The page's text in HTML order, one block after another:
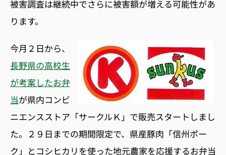
被害調査は継続中でさらに被害額が増える可能性があ
ります。
今月２日から、
長野県の高校生
が考案したお弁
当が県内コンビ
ニエンスストア「サークルＫ」で販売スタートしまし
た。２９日までの期間限定で、県産豚肉「信州ポー
ク」とコシヒカリを使った地元農家を応援するお弁当